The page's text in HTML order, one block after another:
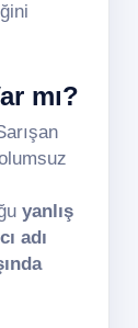
mı?
yanlış
adı